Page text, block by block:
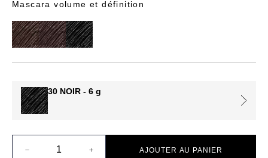
Mascara volume et définition
30 NOIR - 6 g
Quantité AJOUTER AU PANIER